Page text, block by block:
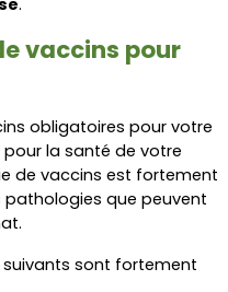
vaccins pour
obligatoires pour votre
la santé de votre
de vaccins est fortement
que peuvent
suivants sont fortement